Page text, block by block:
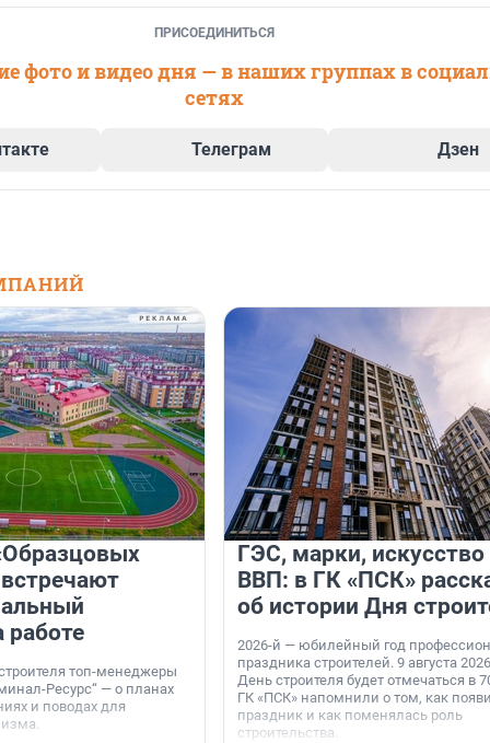
ПРИСОЕДИНИТЬСЯ
фото и видео дня — в наших группах в
сетях
Телеграм Дзен
работе
топ-менеджеры
Ресурс“ — о планах
и поводах для
ГЭС, марки, искусство
ВВП: в ГК «ПСК»
об истории Дня
2026-й — юбилейный год
праздника строителей. 9 августа
День строителя будет отмечаться в
ГК «ПСК» напомнили о том, как
праздник и как поменялась роль
строительства.